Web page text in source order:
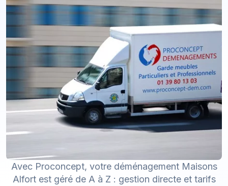
Avec Proconcept, votre déménagement Maisons
Alfort est géré de A à Z : gestion directe et tarifs